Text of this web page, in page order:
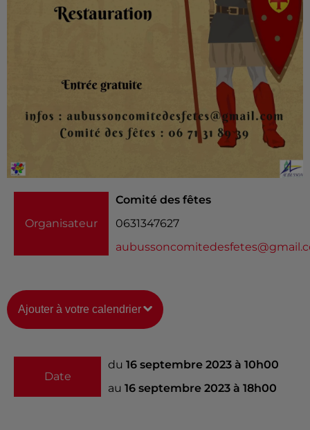
Organisateur
Comité des fêtes
0631347627
Ajouter à votre calendrier
Date
du 16 septembre 2023 à 10h00
au 16 septembre 2023 à 18h00